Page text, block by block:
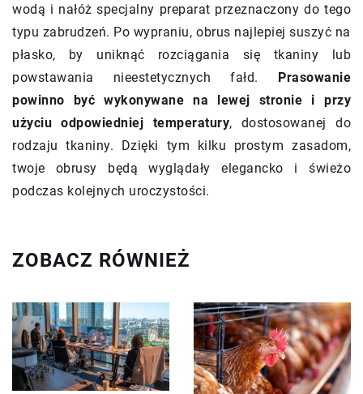
wodą i nałóż specjalny preparat przeznaczony do tego
typu zabrudzeń. Po wypraniu, obrus najlepiej suszyć na
płasko, by uniknąć rozciągania się tkaniny lub
powstawania nieestetycznych fałd. Prasowanie
powinno być wykonywane na lewej stronie i przy
użyciu odpowiedniej temperatury, dostosowanej do
rodzaju tkaniny. Dzięki tym kilku prostym zasadom,
twoje obrusy będą wyglądały elegancko i świeżo
podczas kolejnych uroczystości.
ZOBACZ RÓWNIEŻ